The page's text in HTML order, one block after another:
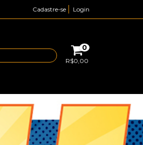
Cadastre-se Login
0
R$0,00